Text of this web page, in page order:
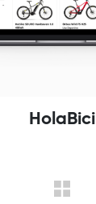
HolaBici